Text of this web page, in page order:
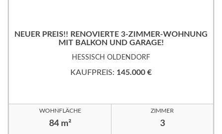
NEUER PREIS!! RENOVIERTE 3-ZIMMER-WOHNUNG
MIT BALKON UND GARAGE!
HESSISCH OLDENDORF
KAUFPREIS: 145.000 €
WOHNFLÄCHE
84 m²
ZIMMER
3